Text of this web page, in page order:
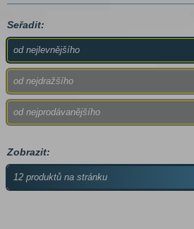
Seřadit:
od nejlevnějšího
od nejdražšího
od nejprodávanějšího
Zobrazit:
12 produktů na stránku